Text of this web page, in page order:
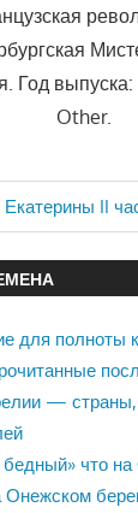
Год
Other.
II
для полноты
— страны,
что на